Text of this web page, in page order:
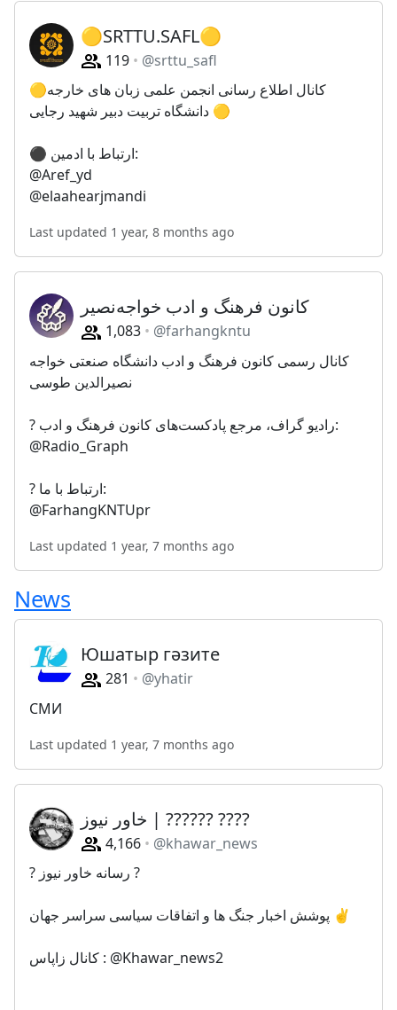
🟡SRTTU.SAFL🟡
119
@srttu_safl
🟡کانال اطلاع رسانی انجمن علمی زبان های خارجه
دانشگاه تربیت دبیر شهید رجایی 🟡
⚫ ارتباط با ادمین:
@Aref_yd
@elaahearjmandi
Last updated 1 year, 8 months ago
کانون فرهنگ و ادب خواجه‌نصیر
1,083
@farhangkntu
کانال رسمی کانون فرهنگ و ادب دانشگاه صنعتی خواجه
نصیرالدین طوسی
? رادیو گراف، مرجع پادکست‌های کانون فرهنگ و ادب:
@Radio_Graph
? ارتباط با ما:
@FarhangKNTUpr
Last updated 1 year, 7 months ago
News
Юшатыр гәзите
281
@yhatir
СМИ
Last updated 1 year, 7 months ago
خاور نیوز | ?????? ????
4,166
@khawar_news
? رسانه خاور نیوز ?
پوشش اخبار جنگ ها و اتفاقات سیاسی سراسر جهان ✌️
کانال زاپاس : @Khawar_news2